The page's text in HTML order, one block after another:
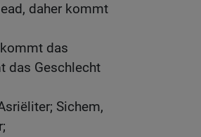
daher kommt
das
das Geschlecht
Sichem,